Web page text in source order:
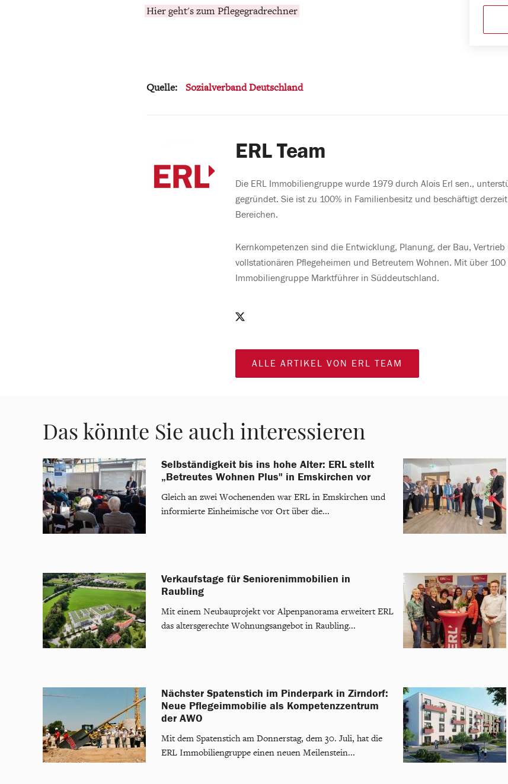
Hier geht's zum Pflegegradrechner
Quelle: Sozialverband Deutschland
ERL Team
Die ERL Immobiliengruppe wurde 1979 durch Alois Erl sen.,
gegründet. Sie ist zu 100% in Familienbesitz und beschäftigt
Bereichen.
Kernkompetenzen sind die Entwicklung, Planung, der Bau,
vollstationären Pflegeheimen und Betreutem Wohnen. Mit über
Immobiliengruppe Marktführer in Süddeutschland.
ALLE ARTIKEL VON ERL TEAM
Das könnte Sie auch interessieren
Selbständigkeit bis ins hohe Alter: ERL stellt
„Betreutes Wohnen Plus" in Emskirchen vor
Gleich an zwei Wochenenden war ERL in Emskirchen und
informierte Einheimische vor Ort über die...
Verkaufstage für Seniorenimmobilien in
Raubling
Mit einem Neubauprojekt vor Alpenpanorama erweitert ERL
das altersgerechte Wohnungsangebot in Raubling...
Nächster Spatenstich im Pinderpark in Zirndorf:
Neue Pflegeimmobilie als Kompetenzzentrum
der AWO
Mit dem Spatenstich am Donnerstag, dem 30. Juli, hat die
ERL Immobiliengruppe einen neuen Meilenstein...